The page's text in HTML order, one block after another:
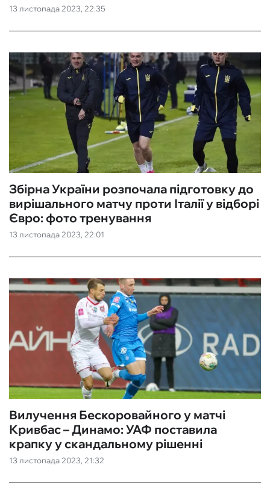
13 листопада 2023, 22:35
13 листопада 2023, 22:01
Збірна України розпочала підготовку до
вирішального матчу проти Італії у відборі
Євро: фото тренування
13 листопада 2023, 21:32
Вилучення Бескоровайного у матчі
Кривбас – Динамо: УАФ поставила
крапку у скандальному рішенні